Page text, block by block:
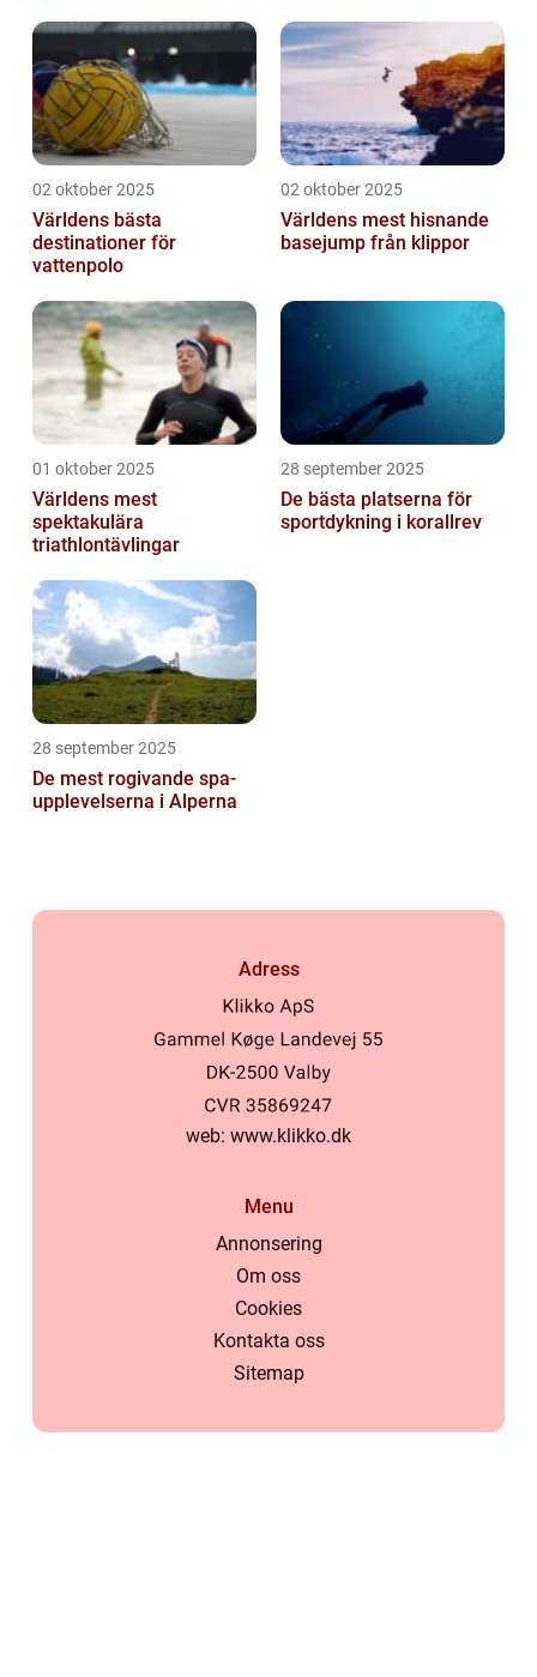
02 oktober 2025
Världens bästa
destinationer för
vattenpolo
02 oktober 2025
Världens mest hisnande
basejump från klippor
01 oktober 2025
Världens mest
spektakulära
triathlontävlingar
28 september 2025
De bästa platserna för
sportdykning i korallrev
28 september 2025
De mest rogivande spa-
upplevelserna i Alperna
Adress
web: www.klikko.dk
Menu
Annonsering
Om oss
Cookies
Kontakta oss
Sitemap